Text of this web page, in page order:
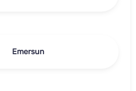
Emersun